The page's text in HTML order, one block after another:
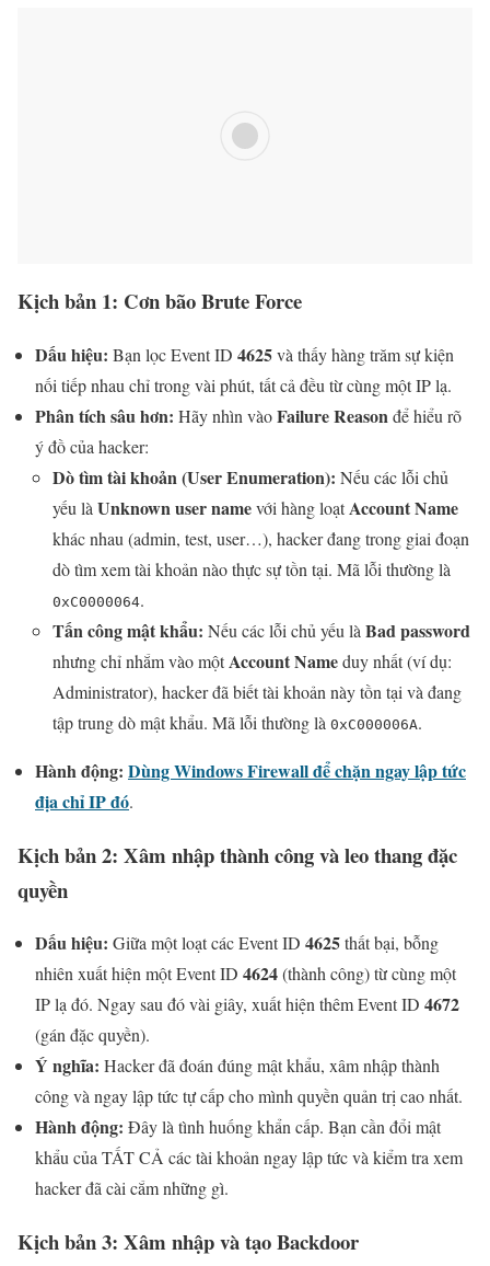
Kịch bản 1: Cơn bão Brute Force
Dấu hiệu: Bạn lọc Event ID 4625và thấy hàng trăm sự kiện
nối tiếp nhau chỉ trong vài phút, tất cả đều từ cùng một IP lạ.
Phân tích sâu hơn: Hãy nhìn vàoFailure Reasonđể hiểu rõ
ý đồ của hacker:
Dò tìm tài khoản (User Enumeration): Nếu các lỗi chủ
yếu là Unknown user namevới hàng loạtAccount Name
khác nhau (admin, test, user…), hacker đang trong giai đoạn
dò tìm xem tài khoản nào thực sự tồn tại. Mã lỗi thường là
0xC0000064.
Tấn công mật khẩu: Nếu các lỗi chủ yếu là Bad password
nhưng chỉ nhắm vào mộtAccount Nameduy nhất (ví dụ:
Administrator), hacker đã biết tài khoản này tồn tại và đang
tập trung dò mật khẩu. Mã lỗi thường là 0xC000006A.
Hành động: Dùng Windows Firewall để chặn ngay lập tức
địa chỉ IP đó.
Kịch bản 2: Xâm nhập thành công và leo thang đặc
quyền
Dấu hiệu: Giữa một loạt các Event ID 4625thất bại, bỗng
nhiên xuất hiện một Event ID 4624(thành công) từ cùng một
IP lạ đó. Ngay sau đó vài giây, xuất hiện thêm Event ID 4672
(gán đặc quyền).
Ý nghĩa: Hacker đã đoán đúng mật khẩu, xâm nhập thành
công và ngay lập tức tự cấp cho mình quyền quản trị cao nhất.
Hành động: Đây là tình huống khẩn cấp. Bạn cần đổi mật
khẩu của TẤT CẢ các tài khoản ngay lập tức và kiểm tra xem
hacker đã cài cắm những gì.
Kịch bản 3: Xâm nhập và tạo Backdoor